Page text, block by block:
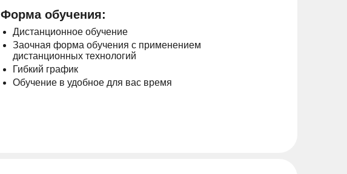
Форма обучения:
Дистанционное обучение
Заочная форма обучения с применением
дистанционных технологий
Гибкий график
Обучение в удобное для вас время